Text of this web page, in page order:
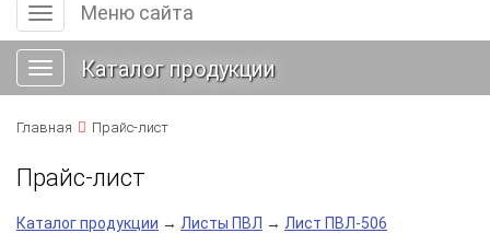
Меню
сайта
Меню сайта
Toggle
navigation
Каталог продукции
Главная Прайс-лист
Прайс-лист
Каталог продукции → Листы ПВЛ → Лист ПВЛ-506